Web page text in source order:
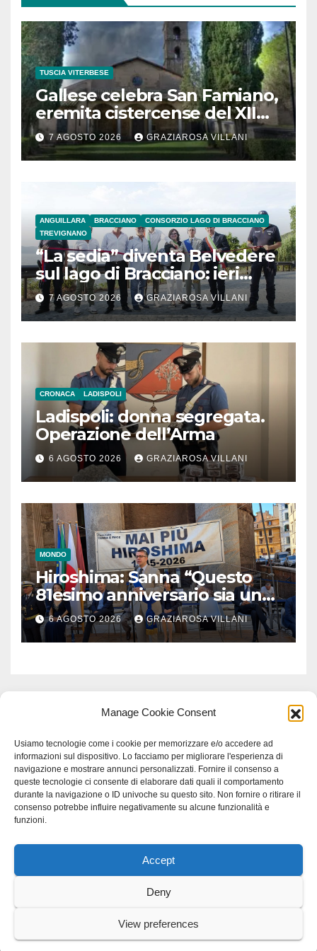
Manage Cookie Consent
Usiamo tecnologie come i cookie per memorizzare e/o accedere ad
informazioni sul dispositivo. Lo facciamo per migliorare l'esperienza di
navigazione e mostrare annunci personalizzati. Fornire il consenso a
queste tecnologie ci consente di elaborare dati quali il comportamento
durante la navigazione o ID univoche su questo sito. Non fornire o ritirare il
consenso potrebbe influire negativamente su alcune funzionalità e
funzioni.
Accept
Deny
View preferences
TUSCIA VITERBESE
Gallese celebra San Famiano,
eremita cistercense del XII
secolo
7 AGOSTO 2026 GRAZIAROSA VILLANI
ANGUILLARA BRACCIANO
CONSORZIO LAGO DI BRACCIANO
TREVIGNANO
“La sedia” diventa Belvedere
sul lago di Bracciano: ieri
l’inaugurazione
7 AGOSTO 2026 GRAZIAROSA VILLANI
CRONACA LADISPOLI
Ladispoli: donna segregata.
Operazione dell’Arma
6 AGOSTO 2026 GRAZIAROSA VILLANI
MONDO
Hiroshima: Sanna “Questo
81esimo anniversario sia un
monito per tutti”
6 AGOSTO 2026 GRAZIAROSA VILLANI
Proudly powered by WordPress|Tema: Newspaperex di
Scienza studio specialistico bracciano